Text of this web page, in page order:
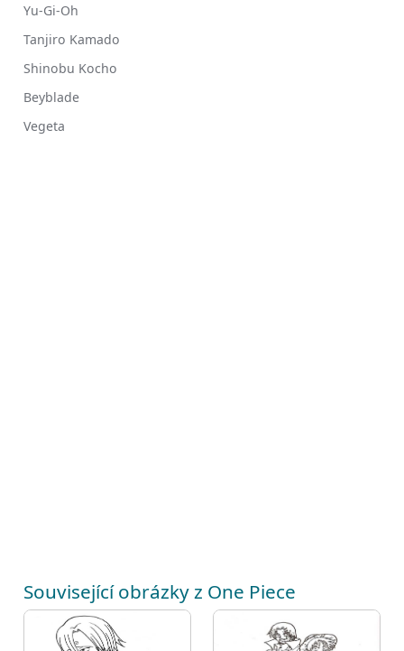
Yu-Gi-Oh
Tanjiro Kamado
Shinobu Kocho
Beyblade
Vegeta
Související obrázky z One Piece